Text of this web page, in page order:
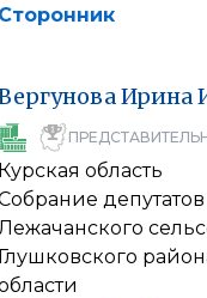
Сторонник
Ирина
Курская область
Глушковского